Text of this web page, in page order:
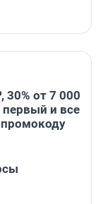
30% от 7 000
первый и все